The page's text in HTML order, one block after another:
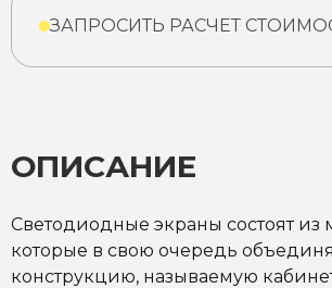
ЗАПРОСИТЬ РАСЧЕТ
ОПИСАНИЕ
Светодиодные экраны состоят из
которые в свою очередь
конструкцию, называемую